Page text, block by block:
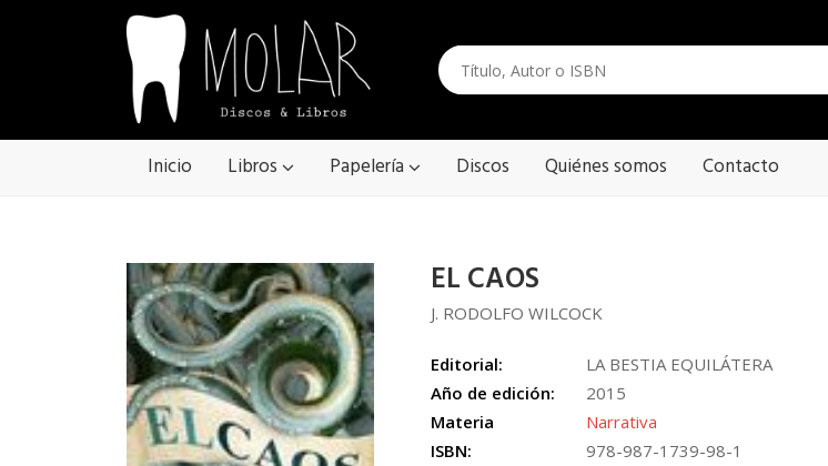
Inicio Libros Papelería Discos Quiénes somos Contacto
EL CAOS
J. RODOLFO WILCOCK
Editorial:
LA BESTIA EQUILÁTERA
Año de edición:
2015
Materia
Narrativa
ISBN:
978-987-1739-98-1